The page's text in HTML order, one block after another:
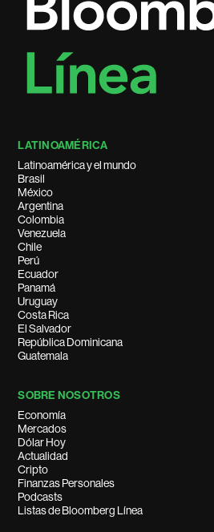
LATINOAMÉRICA
Latinoamérica y el mundo
Brasil
México
Argentina
Colombia
Venezuela
Chile
Perú
Ecuador
Panamá
Uruguay
Costa Rica
El Salvador
República Dominicana
Guatemala
SOBRE NOSOTROS
Economía
Mercados
Dólar Hoy
Actualidad
Cripto
Finanzas Personales
Podcasts
Listas de Bloomberg Línea